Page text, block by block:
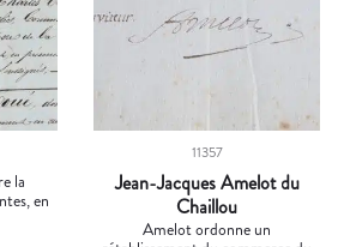
la
en
11357
Jean-Jacques Amelot du
Chaillou
Amelot ordonne un